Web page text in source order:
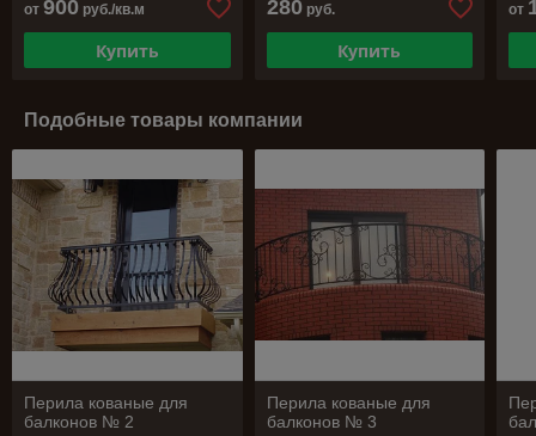
от 900 руб./кв.м
Купить
280руб.
Купить
от
Подобные товары компании
Перила кованые для
балконов № 2
Перила кованые для
балконов № 3